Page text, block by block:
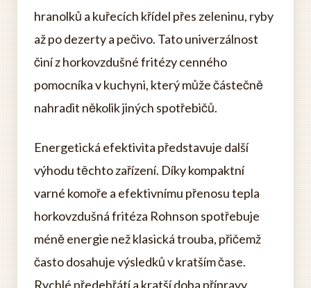
hranolků a kuřecích křídel přes zeleninu, ryby
až po dezerty a pečivo. Tato univerzálnost
činí z horkovzdušné fritézy cenného
pomocníka v kuchyni, který může částečně
nahradit několik jiných spotřebičů.
Energetická efektivita představuje další
výhodu těchto zařízení. Díky kompaktní
varné komoře a efektivnímu přenosu tepla
horkovzdušná fritéza Rohnson spotřebuje
méně energie než klasická trouba, přičemž
často dosahuje výsledků v kratším čase.
Rychlé předehřátí a kratší doba přípravy